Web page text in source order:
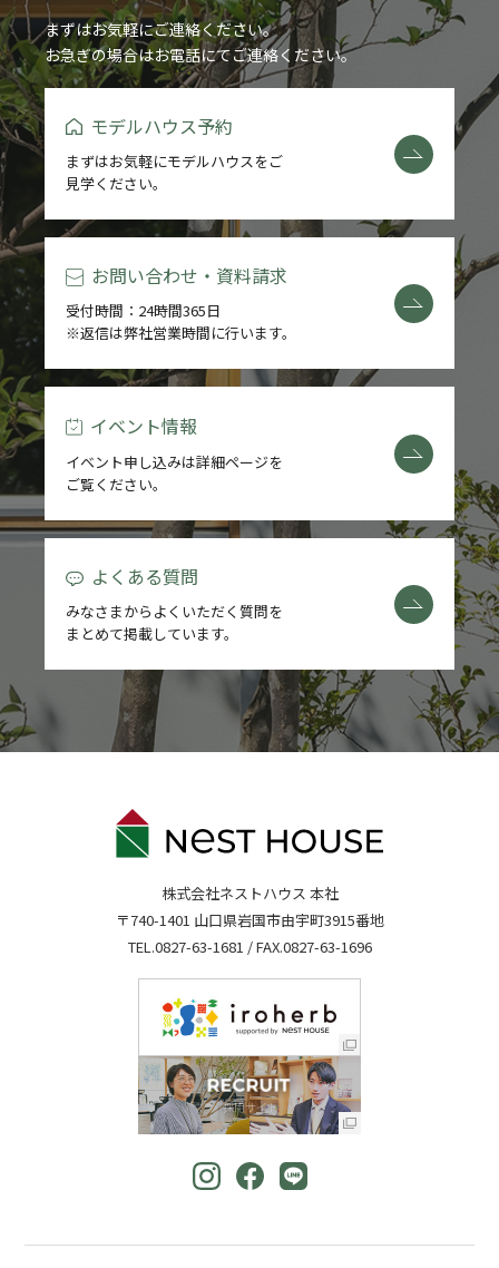
まずはお気軽にご連絡ください。
お急ぎの場合はお電話にてご連絡ください。
モデルハウス予約
まずはお気軽にモデルハウスをご
見学ください。
お問い合わせ・資料請求
受付時間：24時間365日
※返信は弊社営業時間に行います。
イベント情報
イベント申し込みは詳細ページを
ご覧ください。
よくある質問
みなさまからよくいただく質問を
まとめて掲載しています。
株式会社ネストハウス 本社
〒740-1401 山口県岩国市由宇町3915番地
TEL.0827-63-1681 / FAX.0827-63-1696